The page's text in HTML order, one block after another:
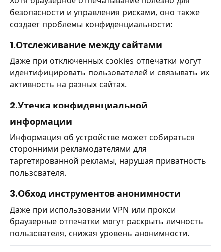
безопасности и управления рисками, оно также
создает проблемы конфиденциальности:
1.Отслеживание между сайтами
Даже при отключенных cookies отпечатки могут
идентифицировать пользователей и связывать их
активность на разных сайтах.
2.Утечка конфиденциальной
информации
Информация об устройстве может собираться
сторонними рекламодателями для
таргетированной рекламы, нарушая приватность
пользователя.
3.Обход инструментов анонимности
Даже при использовании VPN или прокси
браузерные отпечатки могут раскрыть личность
пользователя, снижая уровень анонимности.